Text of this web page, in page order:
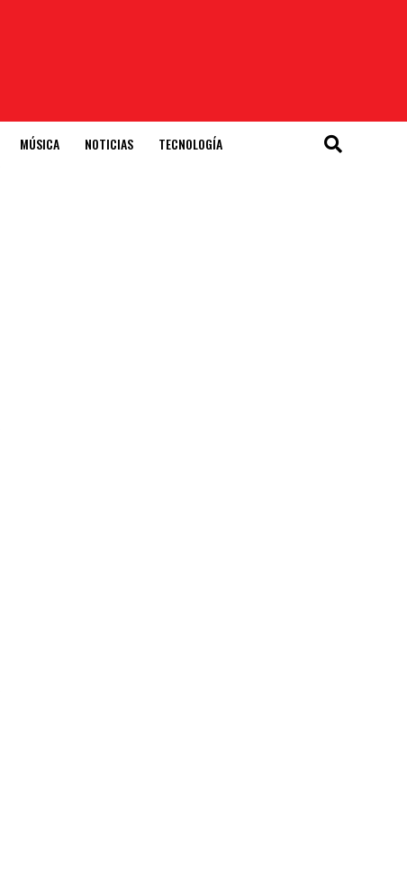
MÚSICA NOTICIAS TECNOLOGÍA